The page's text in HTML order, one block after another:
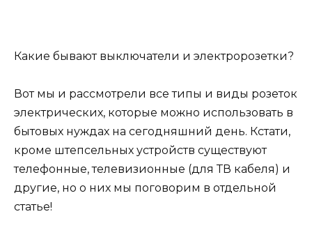
Какие бывают выключатели и электророзетки?
Вот мы и рассмотрели все типы и виды розеток
электрических, которые можно использовать в
бытовых нуждах на сегодняшний день. Кстати,
кроме штепсельных устройств существуют
телефонные, телевизионные (для ТВ кабеля) и
другие, но о них мы поговорим в отдельной
статье!